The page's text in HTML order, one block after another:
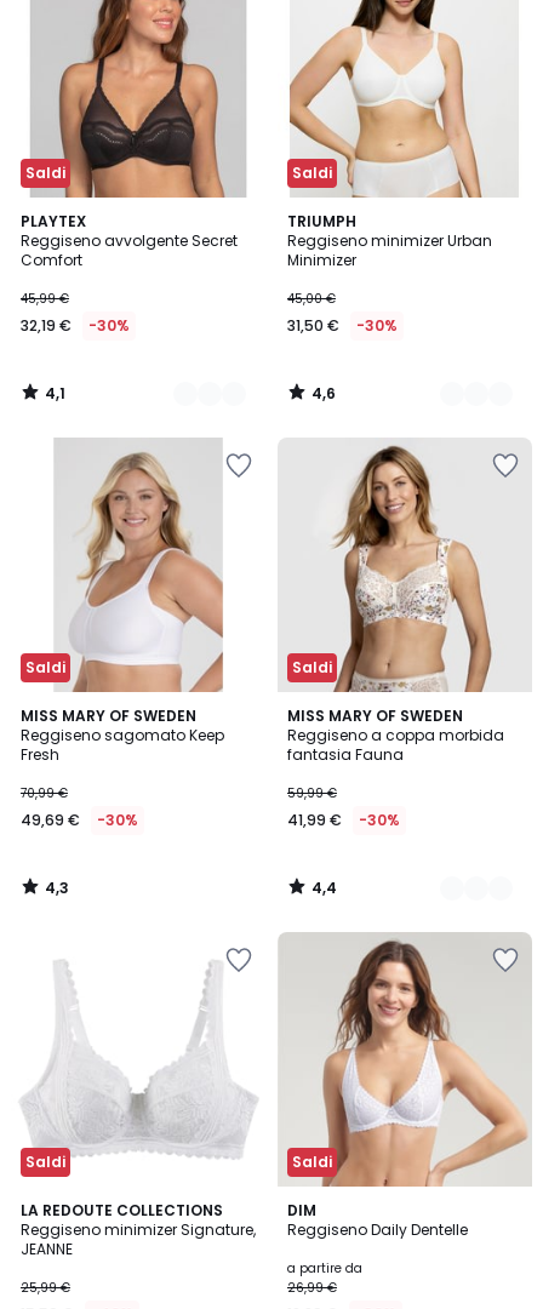
Saldi
PLAYTEX
Reggiseno avvolgente Secret
Comfort
45,99 €
32,19 € -30%
4,1
/ 5
2
Colori
4,1
/
Saldi
TRIUMPH
Reggiseno minimizer Urban
Minimizer
45,00 €
31,50 € -30%
4,6
/ 5
2
Colori
4,6
/
Saldi
MISS MARY OF SWEDEN
Reggiseno sagomato Keep
Fresh
70,99 €
49,69 € -30%
4,3
/ 5
4,3
/
Saldi
MISS MARY OF SWEDEN
Reggiseno a coppa morbida
fantasia Fauna
59,99 €
41,99 € -30%
4,4
/ 5
2
Colori
4,4
/
Saldi
LA REDOUTE COLLECTIONS
Reggiseno minimizer Signature,
JEANNE
25,99 €
4,4
/ 5
2
Colori
Saldi
DIM
Reggiseno Daily Dentelle
a partire da
26,99 €
4,2
/ 5
4
Colori